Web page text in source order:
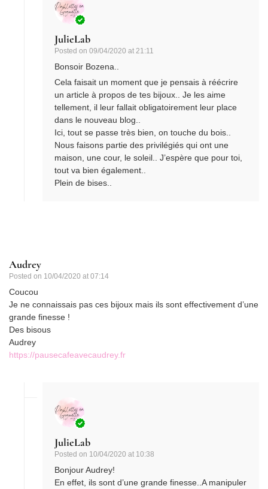
JulieLab
Posted on 09/04/2020 at 21:11
Bonsoir Bozena..
Cela faisait un moment que je pensais à réécrire
un article à propos de tes bijoux.. Je les aime
tellement, il leur fallait obligatoirement leur place
dans le nouveau blog..
Ici, tout se passe très bien, on touche du bois..
Nous faisons partie des privilégiés qui ont une
maison, une cour, le soleil.. J’espère que pour toi,
tout va bien également..
Plein de bises..
Audrey
Posted on 10/04/2020 at 07:14
Coucou
Je ne connaissais pas ces bijoux mais ils sont effectivement d’une
grande finesse !
Des bisous
Audrey
https://pausecafeavecaudrey.fr
JulieLab
Posted on 10/04/2020 at 10:38
Bonjour Audrey!
En effet, ils sont d’une grande finesse..A manipuler